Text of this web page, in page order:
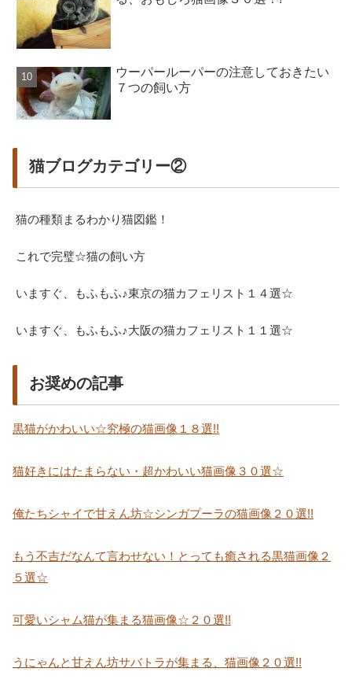
ウーパールーパーの注意しておきたい
７つの飼い方
猫ブログカテゴリー②
猫の種類まるわかり猫図鑑！
これで完璧☆猫の飼い方
いますぐ、もふもふ♪東京の猫カフェリスト１４選☆
いますぐ、もふもふ♪大阪の猫カフェリスト１１選☆
お奨めの記事
黒猫がかわいい☆究極の猫画像１８選!!
猫好きにはたまらない・超かわいい猫画像３０選☆
俺たちシャイで甘えん坊☆シンガプーラの猫画像２０選!!
もう不吉だなんて言わせない！とっても癒される黒猫画像２
５選☆
可愛いシャム猫が集まる猫画像☆２０選!!
うにゃんと甘えん坊サバトラが集まる、猫画像２０選!!